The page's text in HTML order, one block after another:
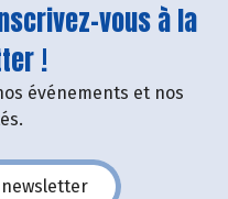
vous à la
!
événements et nos